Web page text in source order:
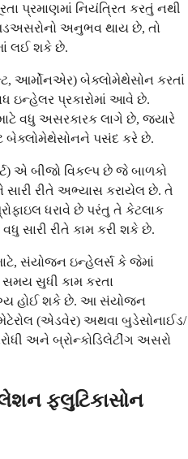
પ્રમાણમાં નિયંત્રિત કરતું નથી
અનુભવ થાય છે, તો
લઈ શકે છે.
આર્મોનએર) બેક્લોમેથેસોન કરતાં
ઇન્હેલર પ્રકારોમાં આવે છે.
વધુ અસરકારક લાગે છે, જ્યારે
બેક્લોમેથેસોનને પસંદ કરે છે.
એ બીજો વિકલ્પ છે જે બાળકો
રીતે અભ્યાસ કરાયેલ છે. તે
ધરાવે છે પરંતુ તે કેટલાક
વધુ સારી રીતે કામ કરી શકે છે.
સંયોજન ઇન્હેલર્સ કે જેમાં
સમય સુધી કામ કરતા
હોઈ શકે છે. આ સંયોજન
(એડવેર) અથવા બુડેસોનાઈડ/
અને બ્રોન્કોડિલેટીંગ અસરો
ફ્લુટિકાસોન